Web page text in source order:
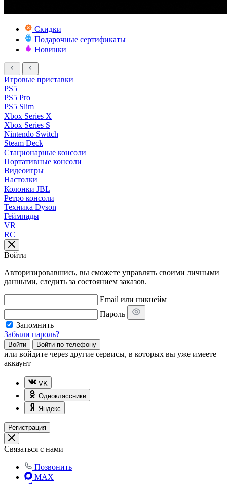
Скидки
Подарочные сертификаты
Новинки
Игровые приставки
PS5
PS5 Pro
PS5 Slim
Xbox Series X
Xbox Series S
Nintendo Switch
Steam Deck
Стационарные консоли
Портативные консоли
Видеоигры
Настолки
Колонки JBL
Ретро консоли
Техника Dyson
Геймпады
VR
RC
Войти
Авторизировавшись, вы сможете управлять своими личными
данными, следить за состоянием заказов.
Email или никнейм
Пароль
Запомнить
Забыли пароль?
Войти Войти по телефону
или войдите через другие сервисы, в которых вы уже имеете
аккаунт
VK
Одноклассники
Яндекс
Регистрация
Связаться с нами
Позвонить
MAX